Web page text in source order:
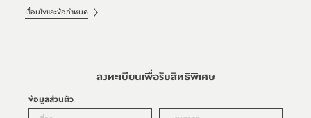
เงื่อนไขและข้อกำหนด
ลงทะเบียนเพื่อรับสิทธิพิเศษ
ข้อมูลส่วนตัว